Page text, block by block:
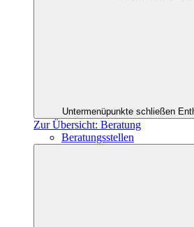
Untermenüpunkte schließen
Zur Übersicht: Beratung
Beratungsstellen